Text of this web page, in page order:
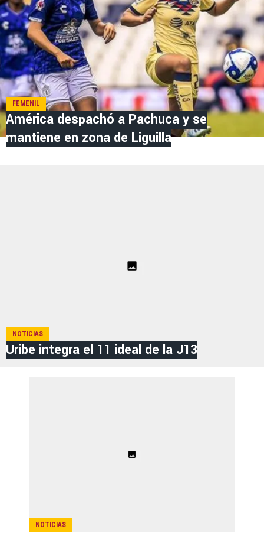
FEMENIL
América despachó a Pachuca y se
mantiene en zona de Liguilla
NOTICIAS
Uribe integra el 11 ideal de la J13
NOTICIAS